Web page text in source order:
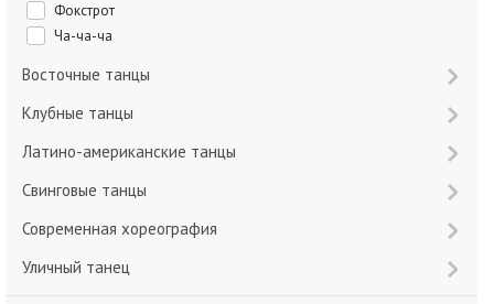
Фокстрот
Ча-ча-ча
Восточные танцы
Клубные танцы
Латино-американские танцы
Свинговые танцы
Современная хореография
Уличный танец